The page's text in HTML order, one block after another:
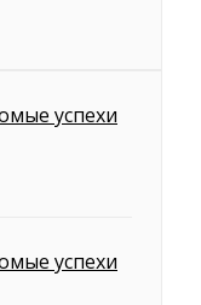
успехи
успехи